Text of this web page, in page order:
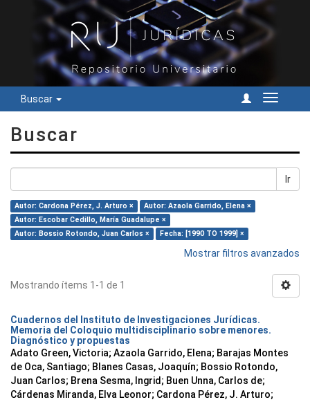
Buscar
Cambiar
Buscar
Ir
Autor: Cardona Pérez, J. Arturo ×
Autor: Azaola Garrido, Elena ×
Autor: Escobar Cedillo, María Guadalupe ×
Autor: Bossio Rotondo, Juan Carlos ×
Fecha: [1990 TO 1999] ×
Mostrar filtros avanzados
Mostrando ítems 1-1 de 1
Cuadernos del Instituto de Investigaciones Jurídicas.
Memoria del Coloquio multidisciplinario sobre menores.
Diagnóstico y propuestas
Adato Green, Victoria; Azaola Garrido, Elena; Barajas Montes
de Oca, Santiago; Blanes Casas, Joaquín; Bossio Rotondo,
Juan Carlos; Brena Sesma, Ingrid; Buen Unna, Carlos de;
Cárdenas Miranda, Elva Leonor; Cardona Pérez, J. Arturo;